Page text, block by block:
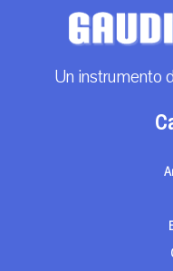
Un instrumento